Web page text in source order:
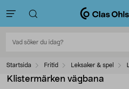
Startsida Fritid Leksaker & spel
Klistermärken vägbana